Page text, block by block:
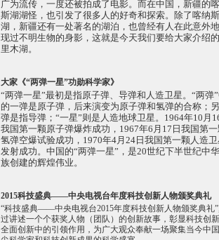
广为流传，一度还被拍成了电影。而在中国，新疆的
斯湖湖怪，也引发了很多人的好奇和探索。除了喀纳斯
湖，新疆还有一处著名的湖泊，也曾经有人在此意外
现过不明生物的身影，这就是今天我们要给大家介绍
里木湖。
大家《“两弹一星”功勋科学家》
“两弹一星”最初是指原子弹、导弹和人造卫星。“两弹
的一弹是原子弹，后来演变为原子弹和氢弹的合称；
弹是指导弹；“一星”则是人造地球卫星。1964年10月
我国第一颗原子弹爆炸成功，1967年6月17日我国第
氢弹空爆试验成功，1970年4月24日我国第一颗人造
发射成功。中国的“两弹一星”，是20世纪下半世纪中
族创建的辉煌伟业。
2015科技盛典——中央电视台年度科技创新人物颁奖典礼
“科技盛典——中央电视台2015年度科技创新人物颁奖典礼
过讲述一个个获奖人物（团队）的创新故事，彰显科技创
全面创新中的引领作用，为广大观众奉献一场聚集当今中